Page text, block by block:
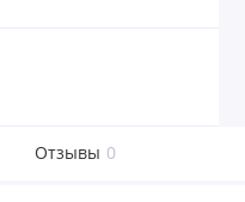
Отзывы 0